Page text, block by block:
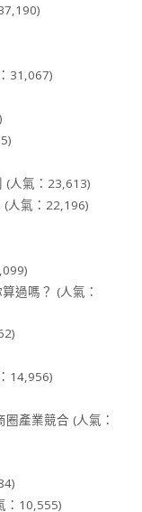
31,067)
(人氣：23,613)
(人氣：22,196)
過嗎？ (人氣：
14,956)
圈產業競合 (人氣：
：10,555)